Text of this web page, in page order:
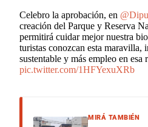
Celebro la aprobación, en
creación del Parque y Reserva
permitirá cuidar mejor nuestra
turistas conozcan esta maravilla,
sustentable y más empleo en esa
pic.twitter.com/1HFYexuXRb
MIRÁ TAMBIÉN